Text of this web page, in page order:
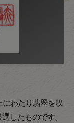
わたり翡翠を収
したものです。